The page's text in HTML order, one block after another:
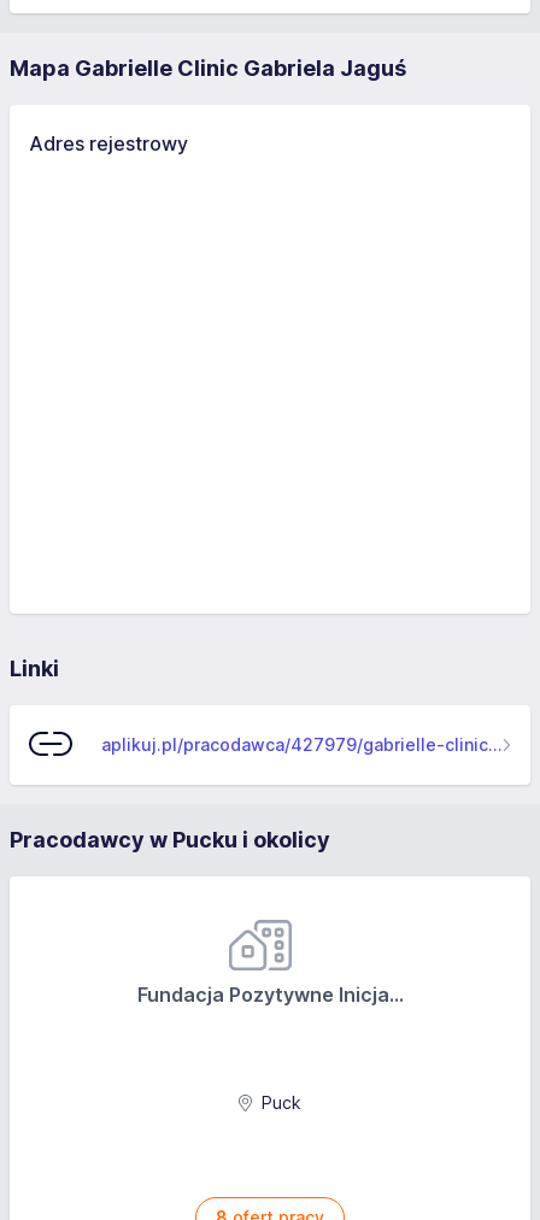
Mapa Gabrielle Clinic Gabriela Jaguś
Adres rejestrowy
Linki
aplikuj.pl/pracodawca/427979/gabrielle-clinic-gabriela-jagus
Pracodawcy w Pucku i okolicy
Fundacja Pozytywne Inicja...
Puck